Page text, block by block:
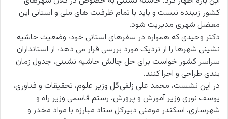
کشور زیبنده نیست و باید با تمام ظرفیت های ملی و استانی این
معضل شهری مدیریت شود.
دکتر وحیدی که همواره در سفرهای استانی خود، وضعیت حاشیه
نشینی شهرها را از نزدیک مورد بررسی قرار می دهد، از استانداران
سراسر کشور خواست برای حل چالش حاشیه نشینی، جدول زمان
بندی طراحی و اجرا کنند.
در این نشست، محمد علی زلفی‌گل وزیر علوم، تحقیقات و فناوری،
یوسف نوری وزیر آموزش و پرورش، رستم قاسمی وزیر راه و
شهرسازی، اسکندر مومنی دبیرکل ستاد مبارزه با مواد مخدر و